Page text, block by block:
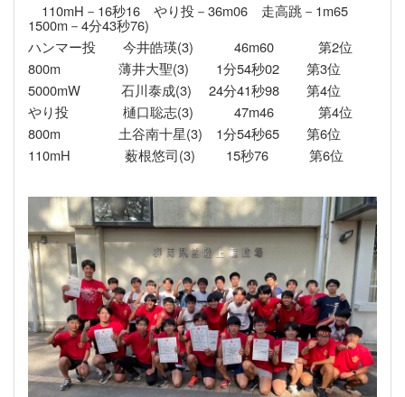
110mH－16秒16 やり投－36m06 走高跳－1m65
1500m－4分43秒76)
ハンマー投 今井皓瑛(3) 46m60 第2位
800m 薄井大聖(3) 1分54秒02 第3位
5000mW 石川泰成(3) 24分41秒98 第4位
やり投 樋口聡志(3) 47m46 第4位
800m 土谷南十星(3) 1分54秒65 第6位
110mH 薮根悠司(3) 15秒76 第6位